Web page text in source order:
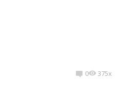
0 375x